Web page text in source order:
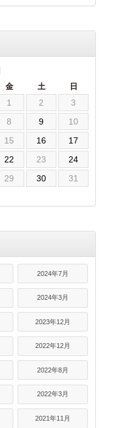
金 土 日
1 2
3
8 9
10
15 16
17
22 23
24
29 30
31
2024年7月
2024年3月
2023年12月
2022年12月
2022年8月
2022年3月
2021年11月